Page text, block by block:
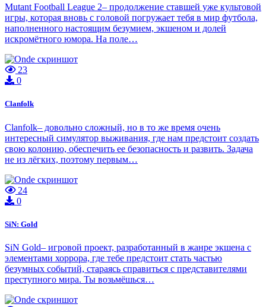
Mutant Football League 2– продолжение ставшей уже культовой
игры, которая вновь с головой погружает тебя в мир футбола,
наполненного настоящим безумием, экшеном и долей
искромётного юмора. На поле…
23
0
Clanfolk
Clanfolk– довольно сложный, но в то же время очень
интересный симулятор выживания, где нам предстоит создать
свою колонию, обеспечить ее безопасность и развить. Задача
не из лёгких, поэтому первым…
24
0
SiN: Gold
SiN Gold– игровой проект, разработанный в жанре экшена с
элементами хоррора, где тебе предстоит стать частью
безумных событий, стараясь справиться с представителями
преступного мира. Ты возьмёшься…